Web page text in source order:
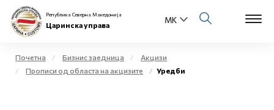
Република Северна Македонија
Царинска управа
Почетна Бизнис заедница
Акцизи
Прописи од областа на акцизите
Уредби